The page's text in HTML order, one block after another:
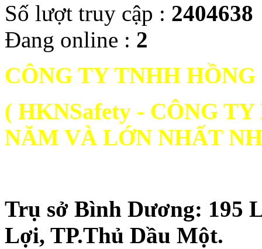
Số lượt truy cập : 2404638
Đang online : 2
CÔNG TY TNHH
( HKNSafety - CÔNG
NĂM VÀ LỚN NHẤT
Trụ sở Bình Dương: 195
Lợi, TP.Thủ Dầu Một.